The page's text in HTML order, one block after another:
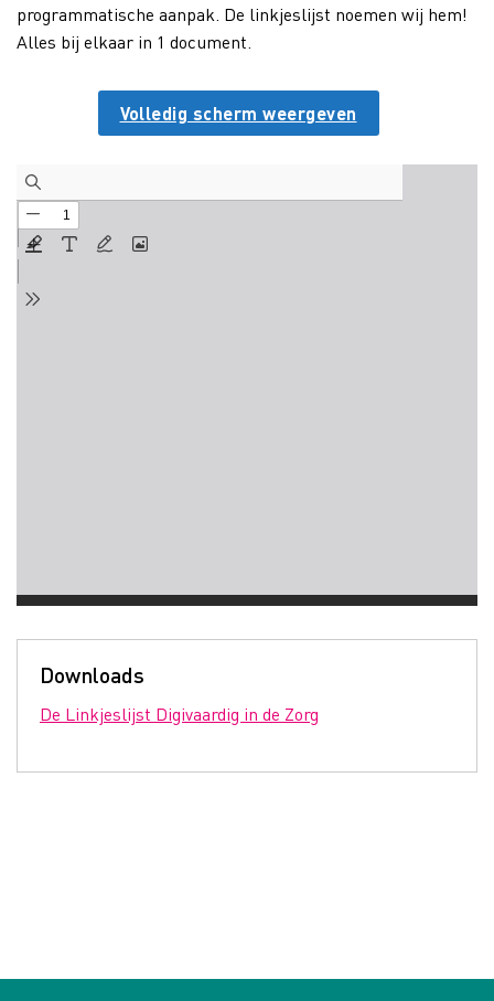
programmatische aanpak. De linkjeslijst noemen wij hem!
Alles bij elkaar in 1 document.
Volledig scherm weergeven
Downloads
De Linkjeslijst Digivaardig in de Zorg